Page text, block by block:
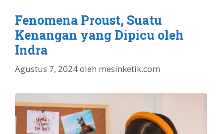
Fenomena Proust, Suatu
Kenangan yang Dipicu oleh
Indra
Agustus 7, 2024oleh mesinketik.com